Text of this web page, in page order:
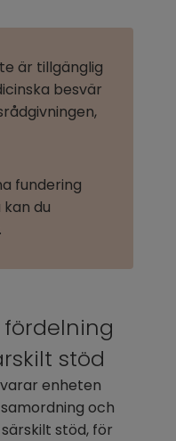
är tillgänglig
besvär
fundering
du
till annan
.
stöd
enheten
och
stöd, för